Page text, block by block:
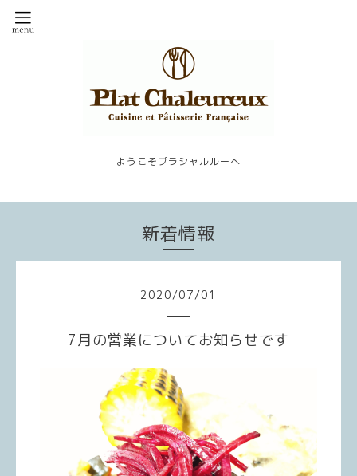
ようこそプラシャルルーへ
新着情報
2020/07/01
7月の営業についてお知らせです